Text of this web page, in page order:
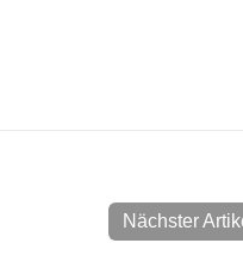
Nächster